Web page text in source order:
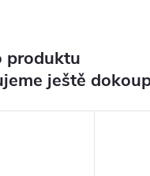
produktu
ještě